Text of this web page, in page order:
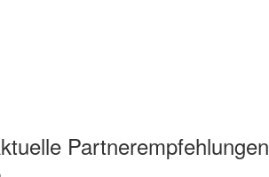
Partnerempfehlungen